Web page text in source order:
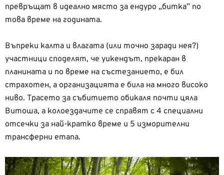
превръщат в идеално място за ендуро „битка” по
това време на годината.
Въпреки калта и влагата (или точно заради нея?)
участници споделят, че уикендът, прекаран в
планината и по време на състезанието, е бил
страхотен, а организацията е била на много високо
ниво. Трасето за събитието обикаля почти цяла
Витоша, а колоездачите се справят с 4 специални
отсечки за най-кратко време и 5 изморителни
трансферни етапа.